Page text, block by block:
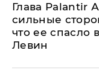
Глава Palantir
сильные
что ее спасло
Левин